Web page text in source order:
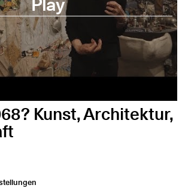
Kunst, Architektur,